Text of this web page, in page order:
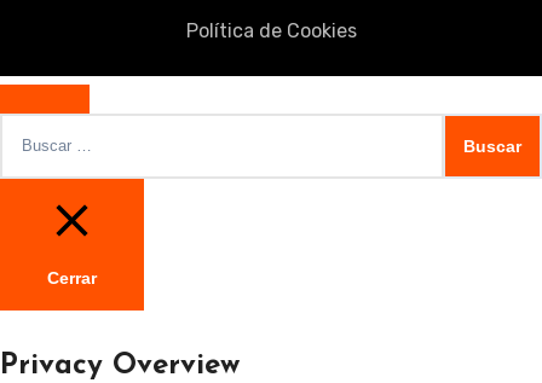
Política de Cookies
Cerrar
Privacy Overview